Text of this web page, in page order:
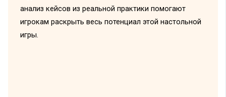
анализ кейсов из реальной практики помогают
игрокам раскрыть весь потенциал этой настольной
игры.